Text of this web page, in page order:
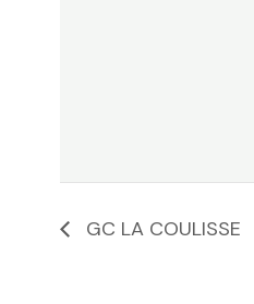
GC LA COULISSE